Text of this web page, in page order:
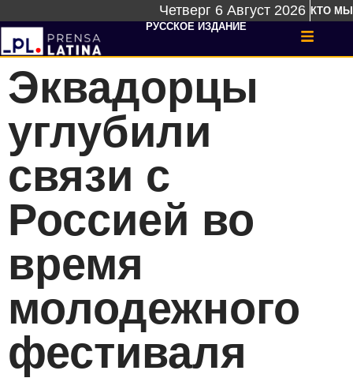
Четверг 6 Август 2026 КТО МЫ
РУССКОЕ ИЗДАНИЕ
Эквадорцы
углубили
связи с
Россией во
время
молодежного
фестиваля